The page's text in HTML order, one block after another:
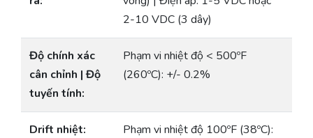
2-10 VDC (3 dây)
Độ chính xác
cân chỉnh | Độ
tuyến tính:
Phạm vi nhiệt độ < 500ºF
(260ºC): +/- 0.2%
Drift nhiệt:
Phạm vi nhiệt độ 100ºF (38ºC):